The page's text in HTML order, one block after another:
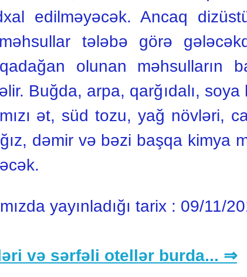
edilməyəcək. Ancaq
tələbə görə
olunan məhsulların
Buğda, arpa, qarğıdalı,
ət, süd tozu, yağ növləri,
dəmir və bəzi başqa kimya
yayınladığı tarix : 09/11/
və sərfəli otellər burda... ⇒